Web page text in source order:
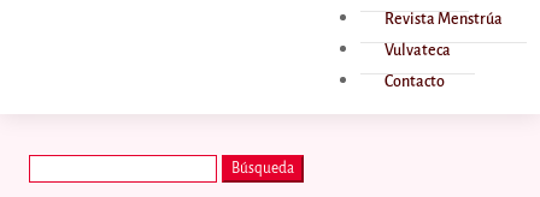
Revista Menstrúa
Vulvateca
Contacto